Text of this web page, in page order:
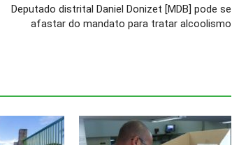
Deputado distrital Daniel Donizet [MDB] pode se
afastar do mandato para tratar alcoolismo